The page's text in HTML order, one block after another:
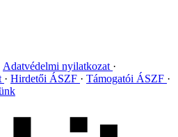
Adatvédelmi nyilatkozat
Hirdetői ÁSZF
Támogatói ÁSZF